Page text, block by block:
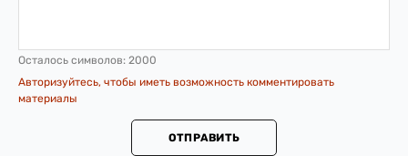
Осталось символов: 2000
Авторизуйтесь, чтобы иметь возможность комментировать
материалы
ОТПРАВИТЬ